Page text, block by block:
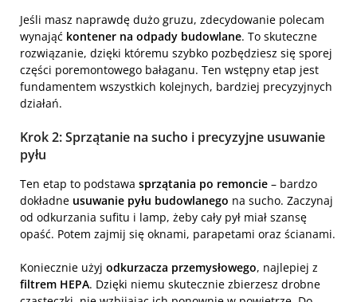
Jeśli masz naprawdę dużo gruzu, zdecydowanie polecam
wynająć kontener na odpady budowlane. To skuteczne
rozwiązanie, dzięki któremu szybko pozbędziesz się sporej
części poremontowego bałaganu. Ten wstępny etap jest
fundamentem wszystkich kolejnych, bardziej precyzyjnych
działań.
Krok 2: Sprzątanie na sucho i precyzyjne usuwanie
pyłu
Ten etap to podstawa sprzątania po remoncie – bardzo
dokładne usuwanie pyłu budowlanego na sucho. Zaczynaj
od odkurzania sufitu i lamp, żeby cały pył miał szansę
opaść. Potem zajmij się oknami, parapetami oraz ścianami.
Koniecznie użyj odkurzacza przemysłowego, najlepiej z
filtrem HEPA. Dzięki niemu skutecznie zbierzesz drobne